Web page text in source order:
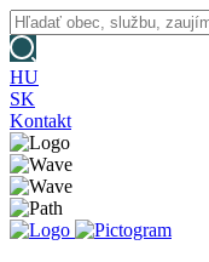
HU
SK
Kontakt